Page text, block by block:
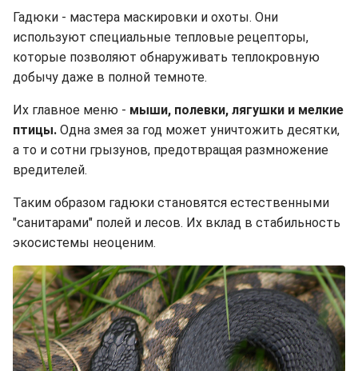
Гадюки - мастера маскировки и охоты. Они
используют специальные тепловые рецепторы,
которые позволяют обнаруживать теплокровную
добычу даже в полной темноте.
Их главное меню - мыши, полевки, лягушки и мелкие
птицы. Одна змея за год может уничтожить десятки,
а то и сотни грызунов, предотвращая размножение
вредителей.
Таким образом гадюки становятся естественными
"санитарами" полей и лесов. Их вклад в стабильность
экосистемы неоценим.